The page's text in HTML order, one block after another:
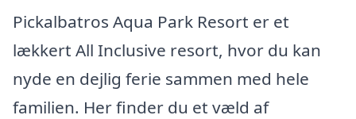
Pickalbatros Aqua Park Resort er et
lækkert All Inclusive resort, hvor du kan
nyde en dejlig ferie sammen med hele
familien. Her finder du et væld af